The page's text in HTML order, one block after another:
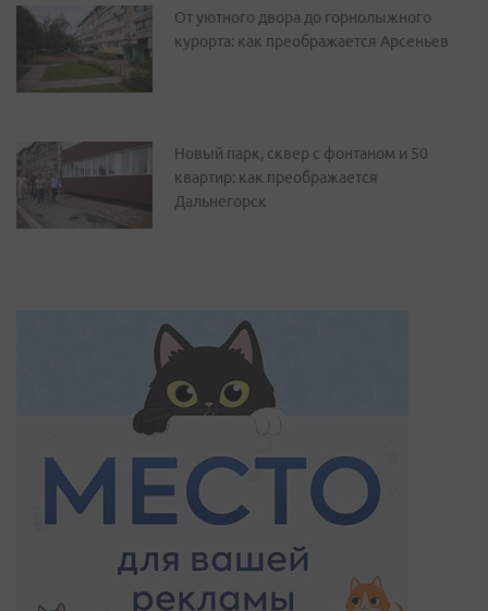
От уютного двора до горнолыжного
курорта: как преображается Арсеньев
Новый парк, сквер с фонтаном и 50
квартир: как преображается
Дальнегорск